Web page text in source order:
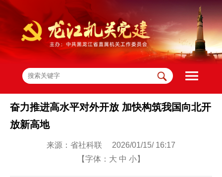
奋力推进高水平对外开放 加快构筑我国向北开
放新高地
来源：省社科联 2026/01/15/ 16:17
【字体： 大 中 小】